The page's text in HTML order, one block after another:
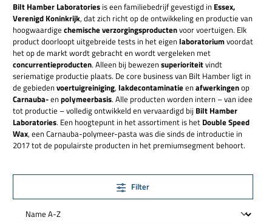
Bilt Hamber Laboratories is een familiebedrijf gevestigd in Essex,
Verenigd Koninkrijk, dat zich richt op de ontwikkeling en productie van
hoogwaardige chemische verzorgingsproductenvoor voertuigen. Elk
product doorloopt uitgebreide tests in het eigenlaboratoriumvoordat
het op de markt wordt gebracht en wordt vergeleken met
concurrentieproducten. Alleen bij bewezensuperioriteitvindt
seriematige productie plaats. De core business van Bilt Hamber ligt in
de gebiedenvoertuigreiniging, lakdecontaminatieenafwerkingenop
Carnauba-enpolymeerbasis. Alle producten worden intern – van idee
tot productie – volledig ontwikkeld en vervaardigd bij Bilt Hamber
Laboratories. Een hoogtepunt in het assortiment is het Double Speed
Wax, een Carnauba-polymeer-pasta was die sinds de introductie in
2017 tot de populairste producten in het premiumsegment behoort.
Filter